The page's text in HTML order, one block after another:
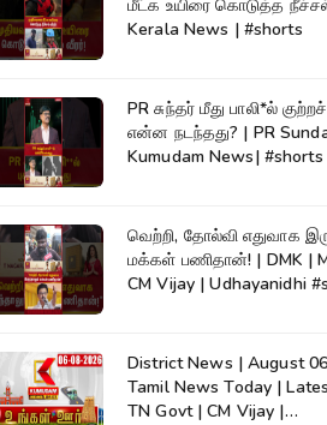
மீட்க உயிரை கொடுத்த
Kerala News | #shorts
PR சுந்தர் மீது பாலி*ல்
என்ன நடந்தது? | PR
Kumudam News| #shorts
வெற்றி, தோல்வி எதுவாக
மக்கள் பணிதான்! | DMK |
CM Vijay | Udhayanidhi
District News | August
Tamil News Today |
TN Govt | CM Vijay |